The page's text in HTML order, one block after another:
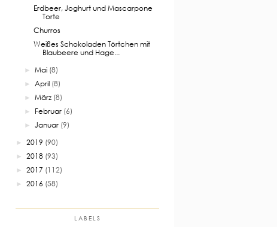
Erdbeer, Joghurt und Mascarpone
Torte
Churros
Weißes Schokoladen Törtchen mit
Blaubeere und Hage...
►Mai (8)
►April (8)
►März (8)
► Februar (6)
►Januar (9)
► 2019 (90)
► 2018 (93)
► 2017 (112)
► 2016 (58)
LABELS